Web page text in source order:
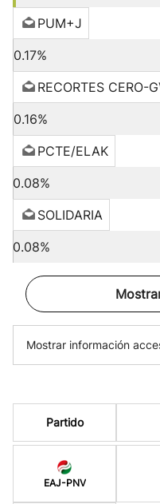
PUM+J
0.17%
RECORTES CERO-
0.16%
PCTE/ELAK
0.08%
SOLIDARIA
0.08%
Mostrar información
Partido
EAJ-PNV